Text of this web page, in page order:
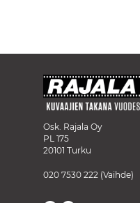
Osk. Rajala Oy
PL 175
20101 Turku
020 7530 222 (Vaihde)